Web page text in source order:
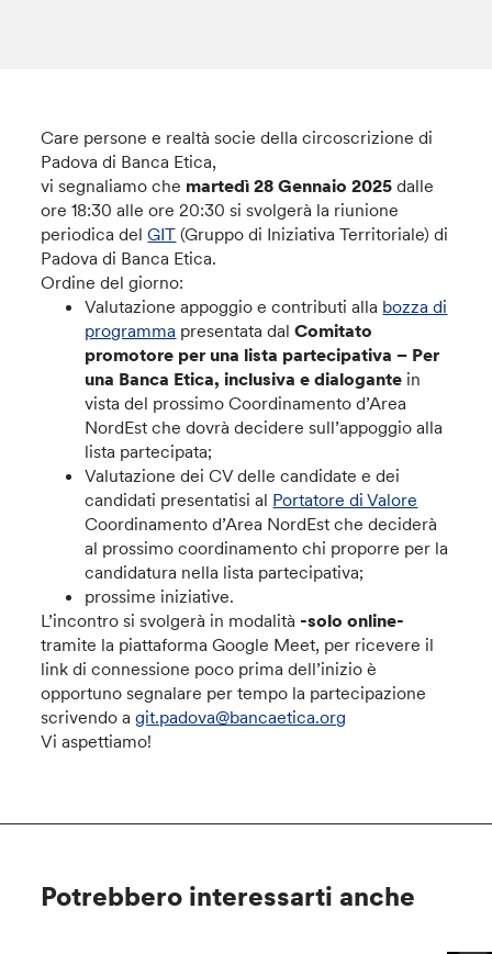
Care persone e realtà socie della circoscrizione di
Padova di Banca Etica,
vi segnaliamo che martedì 28 Gennaio 2025 dalle
ore 18:30 alle ore 20:30 si svolgerà la riunione
periodica delGIT (Gruppo di Iniziativa Territoriale) di
Padova di Banca Etica.
Ordine del giorno:
Valutazione appoggio e contributi alla bozza di
programma presentata dalComitato
promotore per una lista partecipativa – Per
una Banca Etica, inclusiva e dialogante in
vista del prossimo Coordinamento d’Area
NordEst che dovrà decidere sull’appoggio alla
lista partecipata;
Valutazione dei CV delle candidate e dei
candidati presentatisi al Portatore di Valore
Coordinamento d’Area NordEst che deciderà
al prossimo coordinamento chi proporre per la
candidatura nella lista partecipativa;
prossime iniziative.
L’incontro si svolgerà in modalità -solo online-
tramite la piattaforma Google Meet, per ricevere il
link di connessione poco prima dell’inizio è
opportuno segnalare per tempo la partecipazione
scrivendo agit.padova@bancaetica.org
Vi aspettiamo!
Potrebbero interessarti anche